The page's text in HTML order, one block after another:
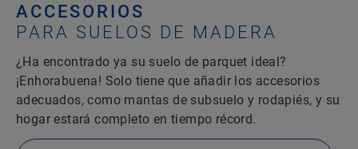
ACCESORIOS
PARA SUELOS DE MADERA
¿Ha encontrado ya su suelo de parquet ideal?
¡Enhorabuena! Solo tiene que añadir los accesorios
adecuados, como mantas de subsuelo y rodapiés, y su
hogar estará completo en tiempo récord.